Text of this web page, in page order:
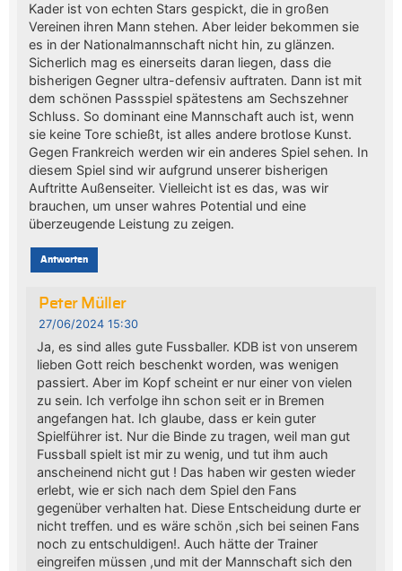
Kader ist von echten Stars gespickt, die in großen
Vereinen ihren Mann stehen. Aber leider bekommen sie
es in der Nationalmannschaft nicht hin, zu glänzen.
Sicherlich mag es einerseits daran liegen, dass die
bisherigen Gegner ultra-defensiv auftraten. Dann ist mit
dem schönen Passspiel spätestens am Sechszehner
Schluss. So dominant eine Mannschaft auch ist, wenn
sie keine Tore schießt, ist alles andere brotlose Kunst.
Gegen Frankreich werden wir ein anderes Spiel sehen. In
diesem Spiel sind wir aufgrund unserer bisherigen
Auftritte Außenseiter. Vielleicht ist es das, was wir
brauchen, um unser wahres Potential und eine
überzeugende Leistung zu zeigen.
Antworten
Peter Müller
27/06/2024 15:30
Ja, es sind alles gute Fussballer. KDB ist von unserem
lieben Gott reich beschenkt worden, was wenigen
passiert. Aber im Kopf scheint er nur einer von vielen
zu sein. Ich verfolge ihn schon seit er in Bremen
angefangen hat. Ich glaube, dass er kein guter
Spielführer ist. Nur die Binde zu tragen, weil man gut
Fussball spielt ist mir zu wenig, und tut ihm auch
anscheinend nicht gut ! Das haben wir gesten wieder
erlebt, wie er sich nach dem Spiel den Fans
gegenüber verhalten hat. Diese Entscheidung durte er
nicht treffen. und es wäre schön ,sich bei seinen Fans
noch zu entschuldigen!. Auch hätte der Trainer
eingreifen müssen ,und mit der Mannschaft sich den